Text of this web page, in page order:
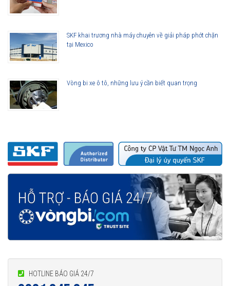
Đại lý ủy quyền SKF chính hãng - SKF Authorized Distributor
0921 345 345 096 123 8558
SKF khai trương nhà máy chuyên về giải pháp phớt chặn
tại Mexico
Vòng bi xe ô tô, những lưu ý cần biết quan trọng
HOTLINE BÁO GIÁ 24/7